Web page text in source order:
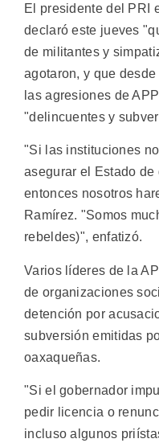
El presidente del PRI
declaró este jueves
de militantes y
agotaron, y que
las agresiones de
"delincuentes y
"Si las instituciones
asegurar el Estado de
entonces nosotros
Ramírez. "Somos
rebeldes)", enfatizó.
Varios líderes de la
de organizaciones
detención por
subversión emitidas
oaxaqueñas.
"Si el gobernador
pedir licencia o
incluso algunos